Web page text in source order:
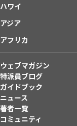
ハワイ
アジア
アフリカ
ウェブマガジン
特派員ブログ
ガイドブック
ニュース
著者一覧
コミュニティ